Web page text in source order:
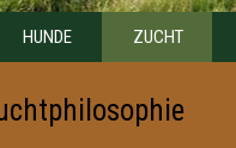
HUNDE ZUCHT